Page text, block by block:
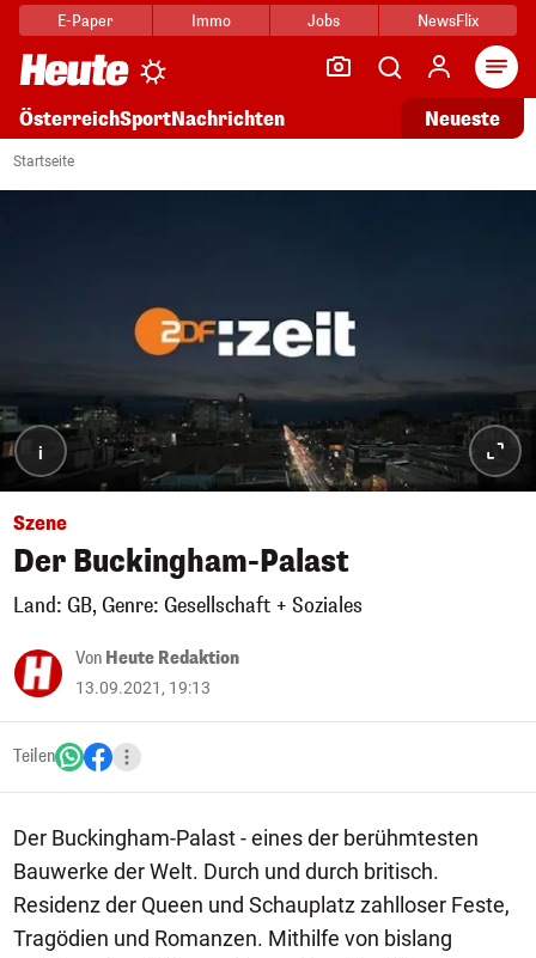
E-Paper Immo Jobs NewsFlix
ÖsterreichSportNachrichten Neueste
Startseite
i
Szene
Der Buckingham-Palast
Land: GB, Genre: Gesellschaft + Soziales
Von Heute Redaktion
13.09.2021, 19:13
Teilen
Der Buckingham-Palast - eines der berühmtesten
Bauwerke der Welt. Durch und durch britisch.
Residenz der Queen und Schauplatz zahlloser Feste,
Tragödien und Romanzen. Mithilfe von bislang